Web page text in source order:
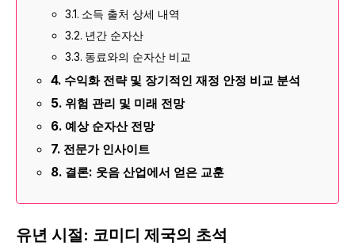
소득 출처 상세 내역
년간 순자산
동료와의 순자산 비교
수익화 전략 및 장기적인 재정 안정 비교 분석
위험 관리 및 미래 전망
예상 순자산 전망
전문가 인사이트
결론: 웃음 산업에서 얻은 교훈
유년 시절: 코미디 제국의 초석